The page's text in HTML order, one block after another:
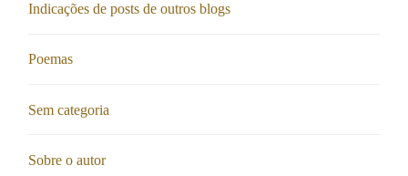
Indicações de posts de outros blogs
Poemas
Sem categoria
Sobre o autor